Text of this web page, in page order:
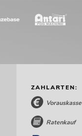
ZAHLARTEN:
Vorauskasse
Ratenkauf